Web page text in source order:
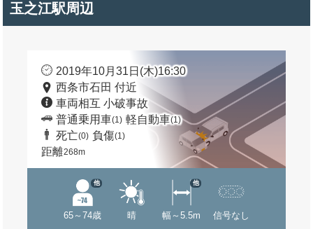
玉之江駅周辺
2019年10月31日(木)16:30
西条市石田 付近
車両相互 小破事故
普通乗用車(1) 軽自動車(1)
死亡(0) 負傷(1)
距離268m
65～74歳
他
晴 幅～5.5m
他
信号なし